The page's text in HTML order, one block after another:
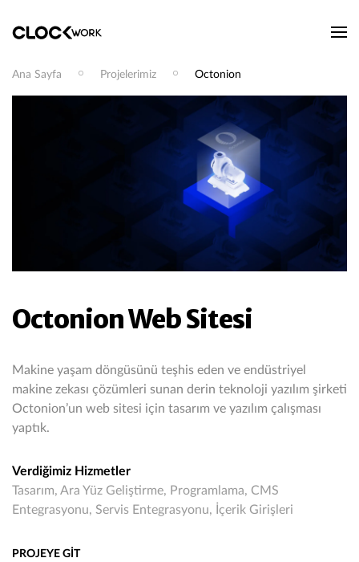
Ana Sayfa Projelerimiz Octonion
Octonion Web Sitesi
Makine yaşam döngüsünü teşhis eden ve endüstriyel
makine zekası çözümleri sunan derin teknoloji yazılım şirketi
Octonion’un web sitesi için tasarım ve yazılım çalışması
yaptık.
Verdiğimiz Hizmetler
Tasarım, Ara Yüz Geliştirme, Programlama, CMS
Entegrasyonu, Servis Entegrasyonu, İçerik Girişleri
PROJEYE GİT